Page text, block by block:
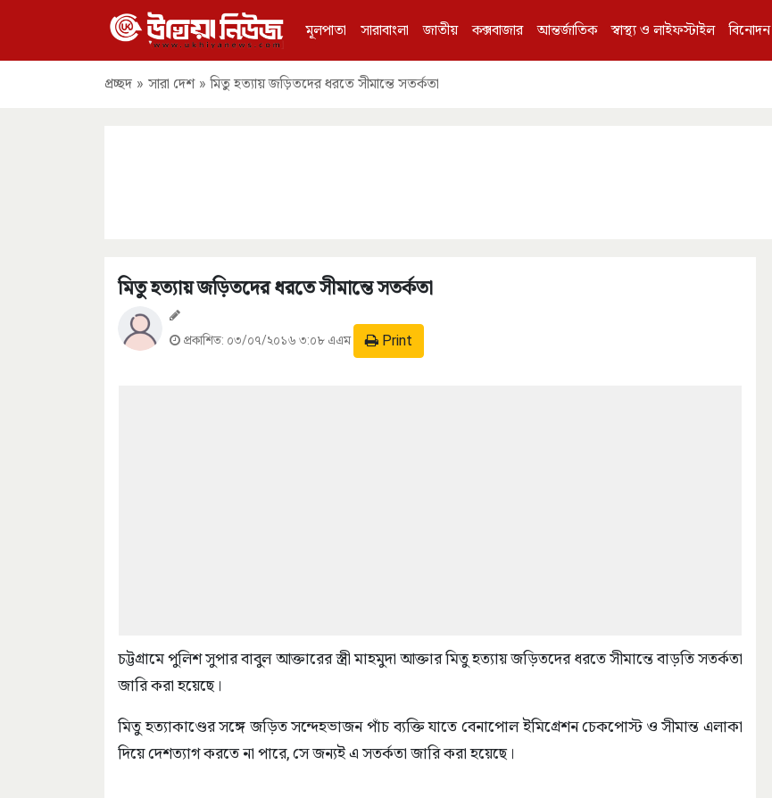
মূলপাতা সারাবাংলা জাতীয় কক্সবাজার আন্তর্জাতিক স্বাস্থ্য ও লাইফস্টাইল বিনোদন
প্রচ্ছদ » সারা দেশ » মিতু হত্যায় জড়িতদের ধরতে সীমান্তে সতর্কতা
মিতু হত্যায় জড়িতদের ধরতে সীমান্তে সতর্কতা
প্রকাশিত: ০৩/০৭/২০১৬ ৩:০৮ এএম Print
চট্টগ্রামে পুলিশ সুপার বাবুল আক্তারের স্ত্রী মাহমুদা আক্তার মিতু হত্যায় জড়িতদের ধরতে সীমান্তে বাড়তি সতর্কতা
জারি করা হয়েছে।
মিতু হত্যাকাণ্ডের সঙ্গে জড়িত সন্দেহভাজন পাঁচ ব্যক্তি যাতে বেনাপোল ইমিগ্রেশন চেকপোস্ট ও সীমান্ত এলাকা
দিয়ে দেশত্যাগ করতে না পারে, সে জন্যই এ সতর্কতা জারি করা হয়েছে।